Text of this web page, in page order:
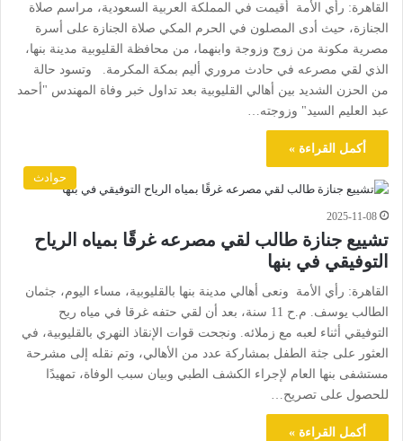
القاهرة: رأي الأمة أقيمت في المملكة العربية السعودية، مراسم صلاة
الجنازة، حيث أدى المصلون في الحرم المكي صلاة الجنازة على أسرة
مصرية مكونة من زوج وزوجة وابنهما، من محافظة القليوبية مدينة بنها،
الذي لقي مصرعه في حادث مروري أليم بمكة المكرمة. وتسود حالة
من الحزن الشديد بين أهالي القليوبية بعد تداول خبر وفاة المهندس "أحمد
عبد العليم السيد" وزوجته…
أكمل القراءة »
حوادث
2025-11-08
تشييع جنازة طالب لقي مصرعه غرقًا بمياه الرياح
التوفيقي في بنها
القاهرة: رأي الأمة ونعى أهالي مدينة بنها بالقليوبية، مساء اليوم، جثمان
الطالب يوسف. م.ح 11 سنة، بعد أن لقي حتفه غرقا في مياه ريح
التوفيقي أثناء لعبه مع زملائه. ونجحت قوات الإنقاذ النهري بالقليوبية، في
العثور على جثة الطفل بمشاركة عدد من الأهالي، وتم نقله إلى مشرحة
مستشفى بنها العام لإجراء الكشف الطبي وبيان سبب الوفاة، تمهيدًا
للحصول على تصريح…
أكمل القراءة »